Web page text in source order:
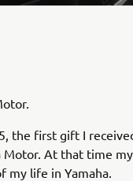
the first gift I
Motor. At that time
my life in Yamaha.